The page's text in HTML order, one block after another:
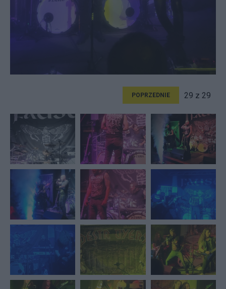
POPRZEDNIE 29 z 29